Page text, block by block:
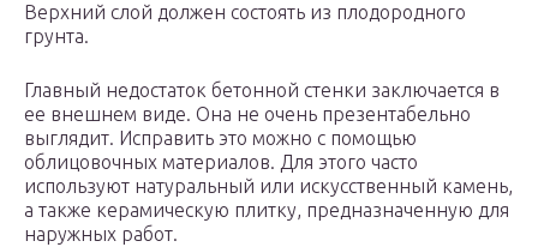
Верхний слой должен состоять из плодородного
грунта.
Главный недостаток бетонной стенки заключается в
ее внешнем виде. Она не очень презентабельно
выглядит. Исправить это можно с помощью
облицовочных материалов. Для этого часто
используют натуральный или искусственный камень,
а также керамическую плитку, предназначенную для
наружных работ.